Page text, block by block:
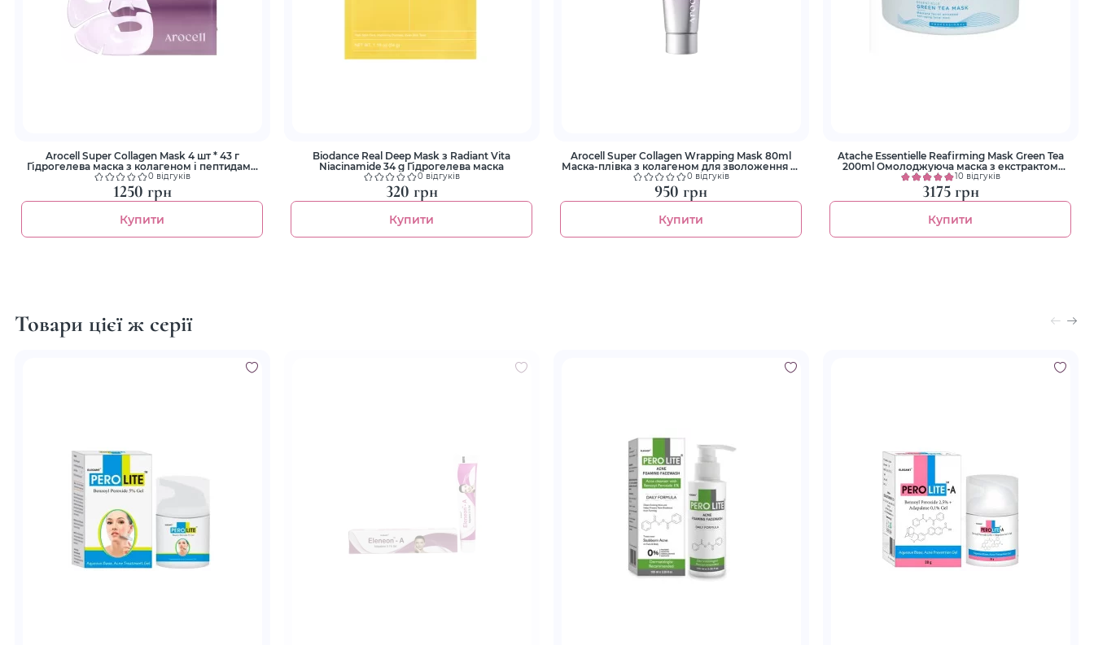
Arocell Super Collagen Mask 4 шт * 43 г
Гідрогелева маска з колагеном і пептидами
для ліфтингу та зволоження
0 відгуків
1250 грн
Купити
Biodance Real Deep Mask з Radiant Vita
Niacinamide 34 g Гідрогелева маска
0 відгуків
320 грн
Купити
Arocell Super Collagen Wrapping Mask 80ml
Маска-плівка з колагеном для зволоження та
ліфтингу0 відгуків
950 грн
Купити
Atache Essentielle Reafirming Mask Green Tea
200ml Oмолоджуюча маска з екстрактом
зеленого чаю
10 відгуків
3175 грн
Купити
Товари цієї ж серії